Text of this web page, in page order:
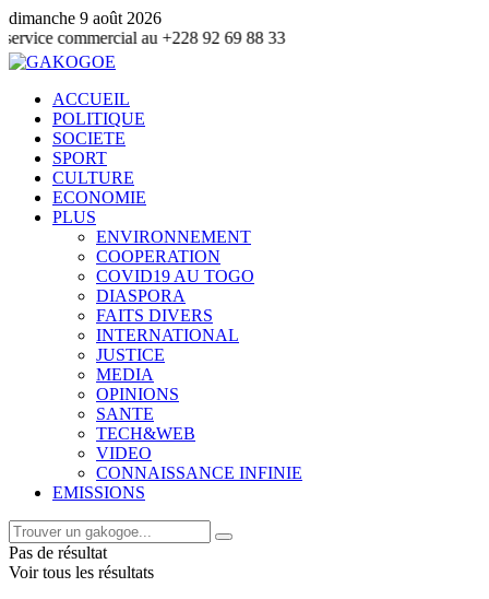
dimanche 9 août 2026
au +228 92 69 88 33
ACCUEIL
POLITIQUE
SOCIETE
SPORT
CULTURE
ECONOMIE
PLUS
ENVIRONNEMENT
COOPERATION
COVID19 AU TOGO
DIASPORA
FAITS DIVERS
INTERNATIONAL
JUSTICE
MEDIA
OPINIONS
SANTE
TECH&WEB
VIDEO
CONNAISSANCE INFINIE
EMISSIONS
Pas de résultat
Voir tous les résultats